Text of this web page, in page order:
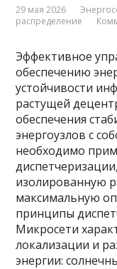
29 мая 2026
распределение
Эффективное
обеспечению
устойчивости
растущей
обеспечения
энергоузлов с
необходимо
изолированную
максимальную
принципы
Микросети
локализации и
энергии: